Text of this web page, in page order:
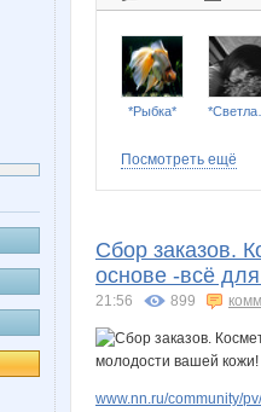
*Рыбка*
Посмотреть ещё
Сбор заказов.
основе -всё
21:56 899
www.nn.ru/community/